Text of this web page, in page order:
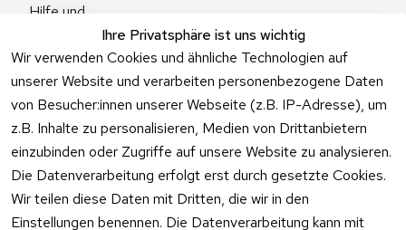
Ihre Privatsphäre ist uns wichtig
Wir verwenden Cookies und ähnliche Technologien auf
unserer Website und verarbeiten personenbezogene Daten
von Besucher:innen unserer Webseite (z.B. IP-Adresse), um
z.B. Inhalte zu personalisieren, Medien von Drittanbietern
einzubinden oder Zugriffe auf unsere Website zu analysieren.
Die Datenverarbeitung erfolgt erst durch gesetzte Cookies.
Wir teilen diese Daten mit Dritten, die wir in den
Einstellungen benennen. Die Datenverarbeitung kann mit
Hilfe und
Fragen
Zum
Kontaktformu
lar
Vertrag
widerrufen